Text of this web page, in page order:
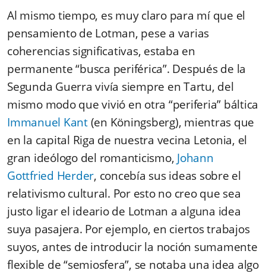
Al mismo tiempo, es muy claro para mí que el
pensamiento de Lotman, pese a varias
coherencias significativas, estaba en
permanente “busca periférica”. Después de la
Segunda Guerra vivía siempre en Tartu, del
mismo modo que vivió en otra “periferia” báltica
Immanuel Kant(en Köningsberg), mientras que
en la capital Riga de nuestra vecina Letonia, el
gran ideólogo del romanticismo, Johann
Gottfried Herder, concebía sus ideas sobre el
relativismo cultural. Por esto no creo que sea
justo ligar el ideario de Lotman a alguna idea
suya pasajera. Por ejemplo, en ciertos trabajos
suyos, antes de introducir la noción sumamente
flexible de “semiosfera”, se notaba una idea algo